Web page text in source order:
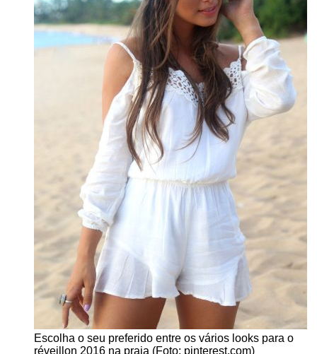
Escolha o seu preferido entre os vários looks para o
réveillon 2016 na praia (Foto: pinterest.com)